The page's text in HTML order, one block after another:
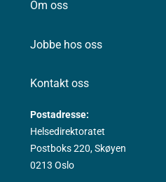
Om oss
Jobbe hos oss
Kontakt oss
Postadresse:
Helsedirektoratet
Postboks 220, Skøyen
0213 Oslo